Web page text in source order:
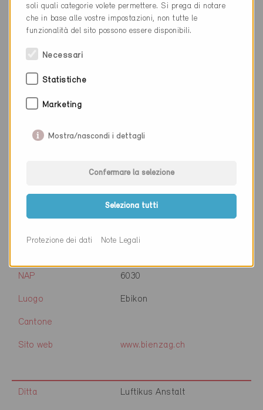
Luogo Lutry
NAP 1920
www.aetherys.cha
NAP 6030
Luogo Ebikon
Cantone
Sito web www.bienzag.ch
Ditta Luftikus Anstalt
soli quali categorie volete permettere. Si prega di notare
che in base alle vostre impostazioni, non tutte le
funzionalità del sito possono essere disponibili.
Necessari
Statistiche
Marketing
Mostra/nascondi i dettagli
Confermare la selezione
Seleziona tutti
Protezione dei dati Note Legali